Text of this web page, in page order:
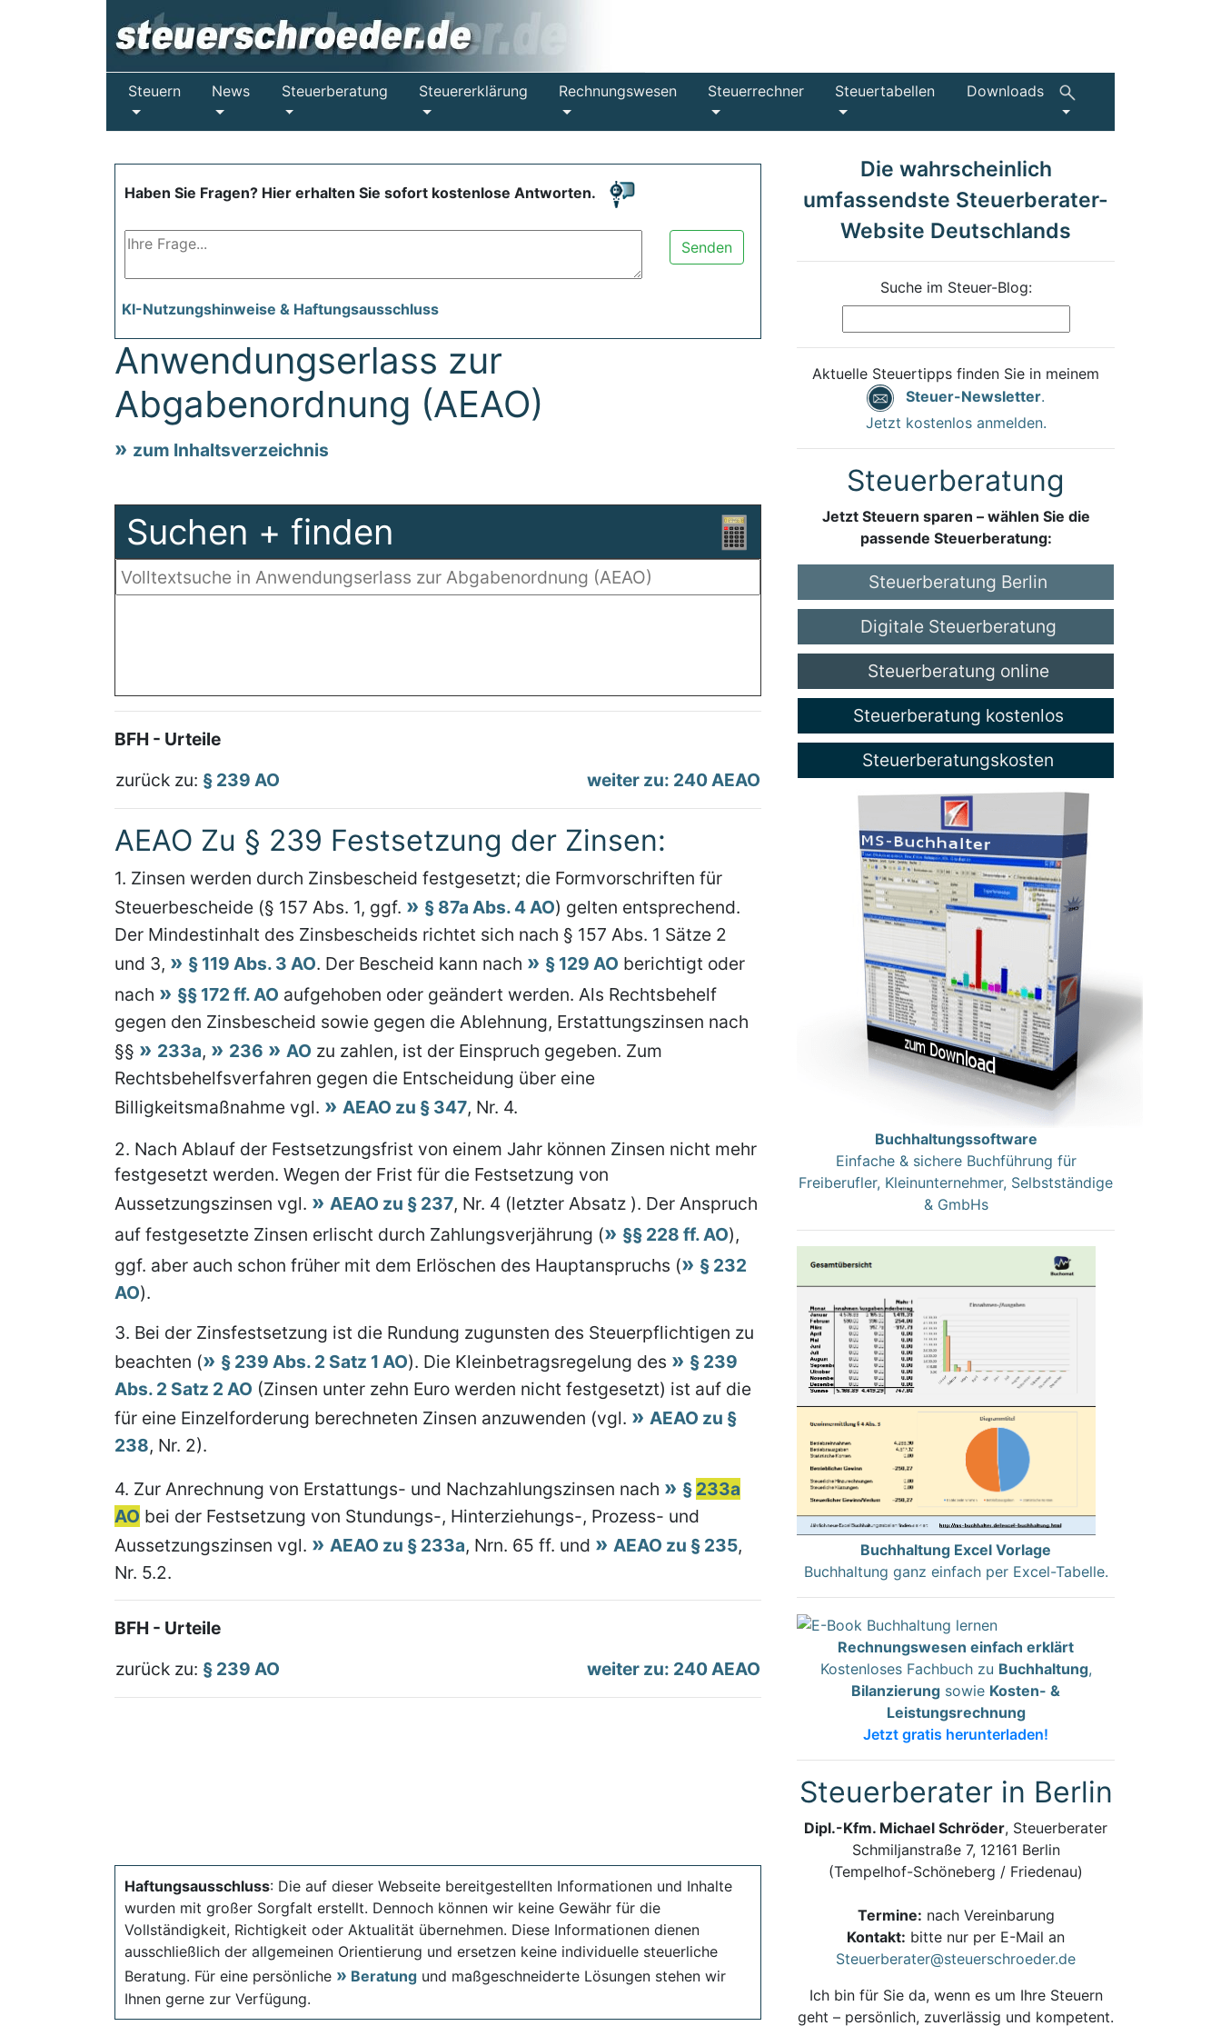
Steuern News Steuerberatung Steuererklärung Rechnungswesen Steuerrechner Steuertabellen Downloads
Haben Sie Fragen? Hier erhalten Sie sofort kostenlose Antworten.
Senden
KI-Nutzungshinweise & Haftungsausschluss
Anwendungserlass zur
Abgabenordnung (AEAO)
zum Inhaltsverzeichnis
Suchen + finden
BFH - Urteile
zurück zu: § 239 AO weiter zu: 240 AEAO
AEAO Zu § 239 Festsetzung der Zinsen:
1. Zinsen werden durch Zinsbescheid festgesetzt; die Formvorschriften für
Steuerbescheide (§ 157 Abs. 1, ggf.
§ 87a Abs. 4 AO) gelten entsprechend.
Der Mindestinhalt des Zinsbescheids richtet sich nach § 157 Abs. 1 Sätze 2
und 3,
§ 119 Abs. 3 AO. Der Bescheid kann nach § 129 AO berichtigt oder
nach
§§ 172 ff. AO aufgehoben oder geändert werden. Als Rechtsbehelf
gegen den Zinsbescheid sowie gegen die Ablehnung, Erstattungszinsen nach
§§
233a, 236 AO zu zahlen, ist der Einspruch gegeben. Zum
Rechtsbehelfsverfahren gegen die Entscheidung über eine
Billigkeitsmaßnahme vgl.
AEAO zu § 347, Nr. 4.
2. Nach Ablauf der Festsetzungsfrist von einem Jahr können Zinsen nicht mehr
festgesetzt werden. Wegen der Frist für die Festsetzung von
Aussetzungszinsen vgl.
AEAO zu § 237, Nr. 4 (letzter Absatz ). Der Anspruch
auf festgesetzte Zinsen erlischt durch Zahlungsverjährung (
§§ 228 ff. AO),
ggf. aber auch schon früher mit dem Erlöschen des Hauptanspruchs (
§ 232
AO).
3. Bei der Zinsfestsetzung ist die Rundung zugunsten des Steuerpflichtigen zu
beachten (
§ 239 Abs. 2 Satz 1 AO). Die Kleinbetragsregelung des
§ 239
Abs. 2 Satz 2 AO (Zinsen unter zehn Euro werden nicht festgesetzt) ist auf die
für eine Einzelforderung berechneten Zinsen anzuwenden (vgl.
AEAO zu §
238, Nr. 2).
4. Zur Anrechnung von Erstattungs- und Nachzahlungszinsen nach § 233a
AO bei der Festsetzung von Stundungs-, Hinterziehungs-, Prozess- und
Aussetzungszinsen vgl.
AEAO zu § 233a, Nrn. 65 ff. und AEAO zu § 235,
Nr. 5.2.
BFH - Urteile
zurück zu: § 239 AO weiter zu: 240 AEAO
Haftungsausschluss: Die auf dieser Webseite bereitgestellten Informationen und Inhalte
wurden mit großer Sorgfalt erstellt. Dennoch können wir keine Gewähr für die
Vollständigkeit, Richtigkeit oder Aktualität übernehmen. Diese Informationen dienen
ausschließlich der allgemeinen Orientierung und ersetzen keine individuelle steuerliche
Beratung. Für eine persönliche
Beratung und maßgeschneiderte Lösungen stehen wir
Ihnen gerne zur Verfügung.
Die wahrscheinlich
umfassendste Steuerberater-
Website Deutschlands
Suche im Steuer-Blog:
Aktuelle Steuertipps finden Sie in meinem
Steuer-Newsletter.
Jetzt kostenlos anmelden.
Steuerberatung
Jetzt Steuern sparen – wählen Sie die
passende Steuerberatung:
Steuerberatung Berlin
Digitale Steuerberatung
Steuerberatung online
Steuerberatung kostenlos
Steuerberatungskosten
Buchhaltungssoftware
Einfache & sichere Buchführung für
Freiberufler, Kleinunternehmer, Selbstständige
& GmbHs
Buchhaltung Excel Vorlage
Buchhaltung ganz einfach per Excel-Tabelle.
Rechnungswesen einfach erklärt
Kostenloses Fachbuch zu Buchhaltung,
Bilanzierung sowie Kosten- &
Leistungsrechnung
Jetzt gratis herunterladen!
Steuerberater in Berlin
Dipl.-Kfm. Michael Schröder, Steuerberater
Schmiljanstraße 7, 12161 Berlin
(Tempelhof-Schöneberg / Friedenau)
Termine: nach Vereinbarung
Kontakt: bitte nur per E-Mail an
Steuerberater@steuerschroeder.de
Ich bin für Sie da, wenn es um Ihre Steuern
geht – persönlich, zuverlässig und kompetent.